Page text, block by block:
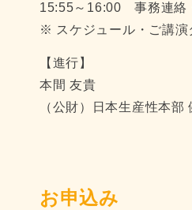
15:55～16:00 事務連絡
※ スケジュール・ご講演
【進行】
本間 友貴
（公財）日本生産性本
お申込み